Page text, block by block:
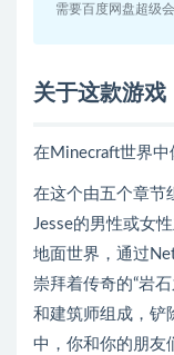
需要百度网盘超级
关于这款游戏
在Minecraft世界中
在这个由五个章节
Jesse的男性或女
地面世界，通过
崇拜着传奇的“岩
和建筑师组成，铲
中，你和你的朋友